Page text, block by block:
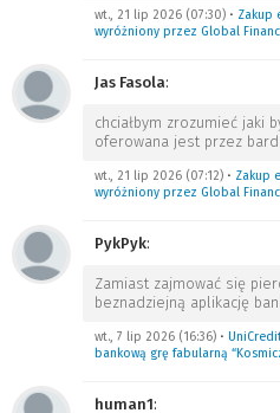
wt., 21 lip 2026 (07:30) • Zakup
wyróżniony przez Global
Jas Fasola:
chciałbym zrozumieć jaki
oferowana jest przez
wt., 21 lip 2026 (07:12) • Zakup
wyróżniony przez Global
PykPyk:
Zamiast zajmować się
beznadziejną aplikację
wt., 7 lip 2026 (16:36) •
bankową grę fabularną
human1: